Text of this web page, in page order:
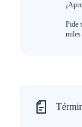
Pide
miles